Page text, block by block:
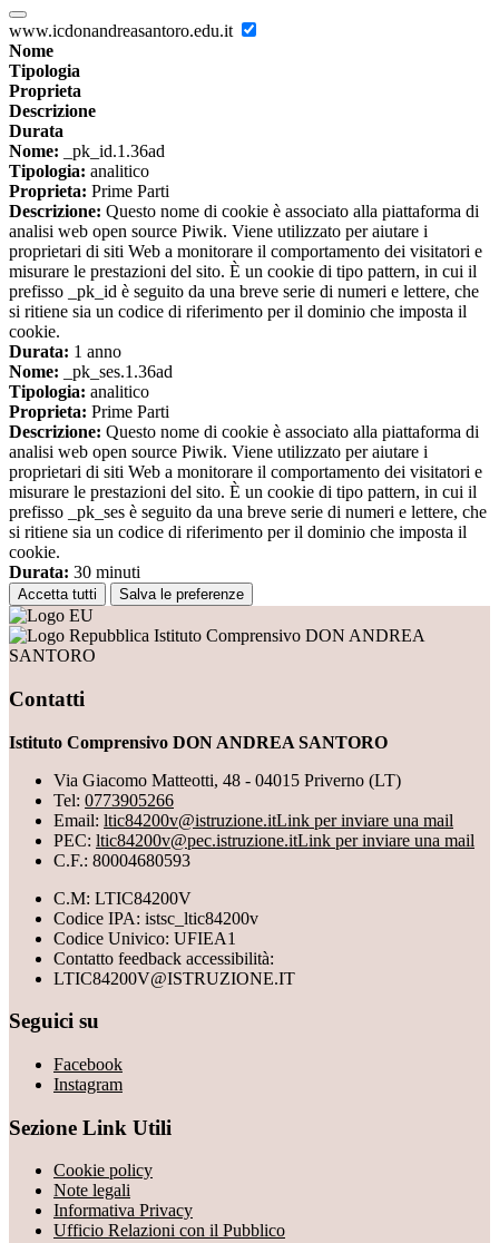
www.icdonandreasantoro.edu.it
Nome
Tipologia
Proprieta
Descrizione
Durata
Nome: _pk_id.1.36ad
Tipologia: analitico
Proprieta: Prime Parti
Descrizione: Questo nome di cookie è associato alla piattaforma di
analisi web open source Piwik. Viene utilizzato per aiutare i
proprietari di siti Web a monitorare il comportamento dei visitatori e
misurare le prestazioni del sito. È un cookie di tipo pattern, in cui il
prefisso _pk_id è seguito da una breve serie di numeri e lettere, che
si ritiene sia un codice di riferimento per il dominio che imposta il
cookie.
Durata: 1 anno
Nome: _pk_ses.1.36ad
Tipologia: analitico
Proprieta: Prime Parti
Descrizione: Questo nome di cookie è associato alla piattaforma di
analisi web open source Piwik. Viene utilizzato per aiutare i
proprietari di siti Web a monitorare il comportamento dei visitatori e
misurare le prestazioni del sito. È un cookie di tipo pattern, in cui il
prefisso _pk_ses è seguito da una breve serie di numeri e lettere, che
si ritiene sia un codice di riferimento per il dominio che imposta il
cookie.
Durata: 30 minuti
Accetta tutti Salva le preferenze
Istituto Comprensivo DON ANDREA
SANTORO
Contatti
Istituto Comprensivo DON ANDREA SANTORO
Via Giacomo Matteotti, 48 - 04015 Priverno (LT)
Tel: 0773905266
Email: ltic84200v@istruzione.itLink per inviare una mail
PEC: ltic84200v@pec.istruzione.itLink per inviare una mail
C.F.: 80004680593
C.M: LTIC84200V
Codice IPA: istsc_ltic84200v
Codice Univico: UFIEA1
Contatto feedback accessibilità:
LTIC84200V@ISTRUZIONE.IT
Seguici su
Facebook
Instagram
Sezione Link Utili
Cookie policy
Note legali
Informativa Privacy
Ufficio Relazioni con il Pubblico